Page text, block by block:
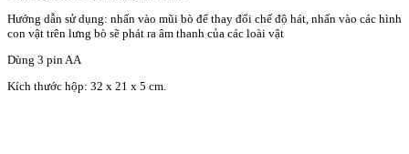
Hướng dẫn sử dụng: nhấn vào mũi bò để thay đổi chế độ hát, nhấn vào các hình
con vật trên lưng bò sẽ phát ra âm thanh của các loài vật
Dùng 3 pin AA
Kích thước hộp: 32 x 21 x 5 cm.